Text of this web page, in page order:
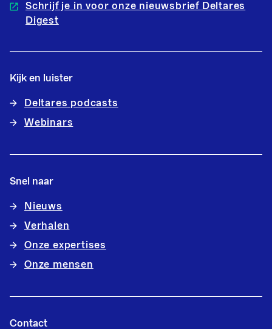
Schrijf je in voor onze nieuwsbrief Deltares
Digest
Kijk en luister
Deltares podcasts
Webinars
Snel naar
Nieuws
Verhalen
Onze expertises
Onze mensen
Contact